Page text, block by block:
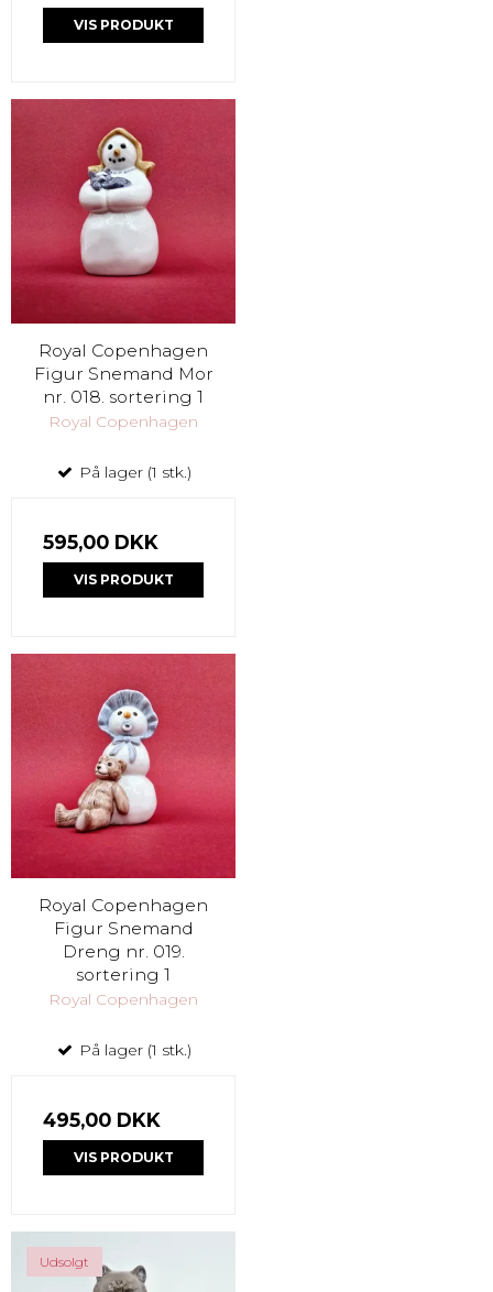
VIS PRODUKT
Royal Copenhagen
Figur Snemand Mor
nr. 018. sortering 1
Royal Copenhagen
På lager (1 stk.)
595,00 DKK
VIS PRODUKT
Royal Copenhagen
Figur Snemand
Dreng nr. 019.
sortering 1
Royal Copenhagen
På lager (1 stk.)
495,00 DKK
VIS PRODUKT
Udsolgt